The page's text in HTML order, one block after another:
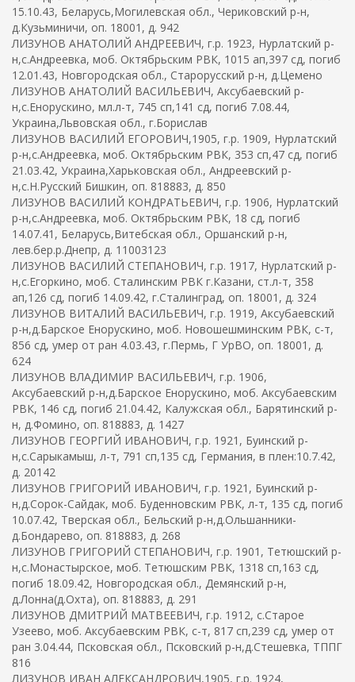
15.10.43, Беларусь,Могилевская обл., Чериковский р-н,
д.Кузьминичи, оп. 18001, д. 942
ЛИЗУНОВ АНАТОЛИЙ АНДРЕЕВИЧ, г.р. 1923, Нурлатский р-
н,с.Андреевка, моб. Октябрьским РВК, 1015 ап,397 сд, погиб
12.01.43, Новгородская обл., Старорусский р-н, д.Цемено
ЛИЗУНОВ АНАТОЛИЙ ВАСИЛЬЕВИЧ, Аксубаевский р-
н,с.Енорускино, мл.л-т, 745 сп,141 сд, погиб 7.08.44,
Украина,Львовская обл., г.Борислав
ЛИЗУНОВ ВАСИЛИЙ ЕГОРОВИЧ,1905, г.р. 1909, Нурлатский
р-н,с.Андреевка, моб. Октябрьским РВК, 353 сп,47 сд, погиб
21.03.42, Украина,Харьковская обл., Андреевский р-
н,с.Н.Русский Бишкин, оп. 818883, д. 850
ЛИЗУНОВ ВАСИЛИЙ КОНДРАТЬЕВИЧ, г.р. 1906, Нурлатский
р-н,с.Андреевка, моб. Октябрьским РВК, 18 сд, погиб
14.07.41, Беларусь,Витебская обл., Оршанский р-н,
лев.бер.р.Днепр, д. 11003123
ЛИЗУНОВ ВАСИЛИЙ СТЕПАНОВИЧ, г.р. 1917, Нурлатский р-
н,с.Егоркино, моб. Сталинским РВК г.Казани, ст.л-т, 358
ап,126 сд, погиб 14.09.42, г.Сталинград, оп. 18001, д. 324
ЛИЗУНОВ ВИТАЛИЙ ВАСИЛЬЕВИЧ, г.р. 1919, Аксубаевский
р-н,д.Барское Енорускино, моб. Новошешминским РВК, с-т,
856 сд, умер от ран 4.03.43, г.Пермь, Г УрВО, оп. 18001, д.
624
ЛИЗУНОВ ВЛАДИМИР ВАСИЛЬЕВИЧ, г.р. 1906,
Аксубаевский р-н,д.Барское Енорускино, моб. Аксубаевским
РВК, 146 сд, погиб 21.04.42, Калужская обл., Барятинский р-
н, д.Фомино, оп. 818883, д. 1427
ЛИЗУНОВ ГЕОРГИЙ ИВАНОВИЧ, г.р. 1921, Буинский р-
н,с.Сарыкамыш, л-т, 791 сп,135 сд, Германия, в плен:10.7.42,
д. 20142
ЛИЗУНОВ ГРИГОРИЙ ИВАНОВИЧ, г.р. 1921, Буинский р-
н,д.Сорок-Сайдак, моб. Буденновским РВК, л-т, 135 сд, погиб
10.07.42, Тверская обл., Бельский р-н,д.Ольшанники-
д.Бондарево, оп. 818883, д. 268
ЛИЗУНОВ ГРИГОРИЙ СТЕПАНОВИЧ, г.р. 1901, Тетюшский р-
н,с.Монастырское, моб. Тетюшским РВК, 1318 сп,163 сд,
погиб 18.09.42, Новгородская обл., Демянский р-н,
д.Лонна(д.Охта), оп. 818883, д. 291
ЛИЗУНОВ ДМИТРИЙ МАТВЕЕВИЧ, г.р. 1912, с.Старое
Узеево, моб. Аксубаевским РВК, с-т, 817 сп,239 сд, умер от
ран 3.04.44, Псковская обл., Псковский р-н,д.Стешевка, ТППГ
816
ЛИЗУНОВ ИВАН АЛЕКСАНДРОВИЧ,1905, г.р. 1924,